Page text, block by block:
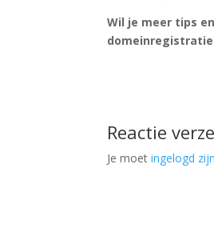
Wil je meer tips
Reactie
Je moetingelogd